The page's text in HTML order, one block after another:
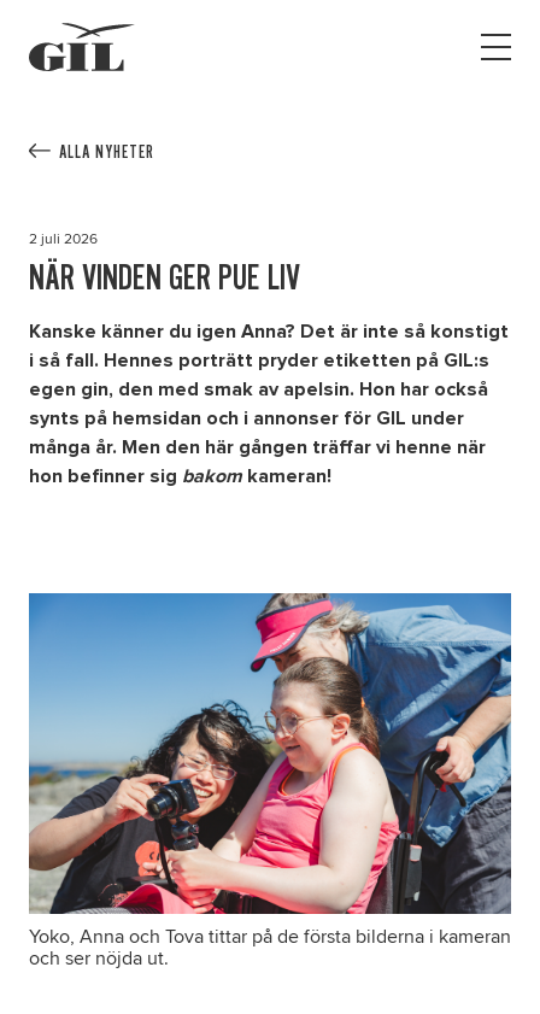
Open
Ha assistans
Jobb
Min sida
Kontakt
FAQ
Tillgänglighetsredogörelse
GDPR
ALLA NYHETER
2 juli 2026
NÄR VINDEN GER PUE LIV
Kanske känner du igen Anna? Det är inte så konstigt
i så fall. Hennes porträtt pryder etiketten på GIL:s
egen gin, den med smak av apelsin. Hon har också
synts på hemsidan och i annonser för GIL under
många år. Men den här gången träffar vi henne när
hon befinner sig bakom kameran!
Yoko, Anna och Tova tittar på de första bilderna i kameran
och ser nöjda ut.